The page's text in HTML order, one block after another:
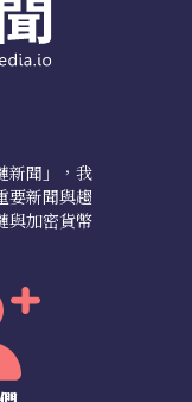
新聞」，我
要新聞與趨
與加密貨幣